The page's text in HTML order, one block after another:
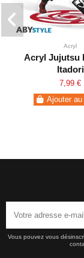
Acryl
Acryl Jujutsu
Itadori
7,99 €
Ajouter au
Vous pouvez vous